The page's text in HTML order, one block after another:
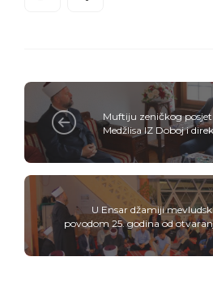
Muftiju zeničkog
Medžlisa IZ Doboj i
U Ensar džamiji
povodom 25. godina od